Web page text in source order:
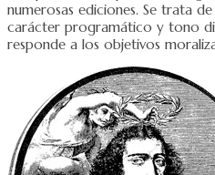
numerosas ediciones. Se trata
carácter programático y tono
responde a los objetivos